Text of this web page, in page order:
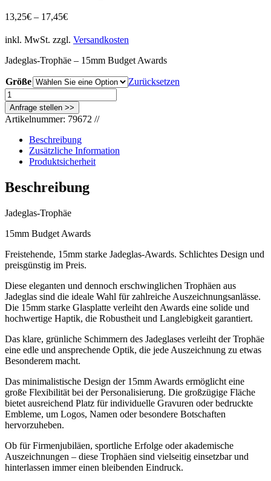
13,25€ – 17,45€
inkl. MwSt. zzgl. Versandkosten
Jadeglas-Trophäe – 15mm Budget Awards
Größe
Zurücksetzen
15mm
Budget
Awards
Menge
Artikelnummer: 79672 //
Beschreibung
Zusätzliche Information
Produktsicherheit
Beschreibung
Jadeglas-Trophäe
15mm Budget Awards
Freistehende, 15mm starke Jadeglas-Awards. Schlichtes Design und
preisgünstig im Preis.
Diese eleganten und dennoch erschwinglichen Trophäen aus
Jadeglas sind die ideale Wahl für zahlreiche Auszeichnungsanlässe.
Die 15mm starke Glasplatte verleiht den Awards eine solide und
hochwertige Haptik, die Robustheit und Langlebigkeit garantiert.
Das klare, grünliche Schimmern des Jadeglases verleiht der Trophäe
eine edle und ansprechende Optik, die jede Auszeichnung zu etwas
Besonderem macht.
Das minimalistische Design der 15mm Awards ermöglicht eine
große Flexibilität bei der Personalisierung. Die großzügige Fläche
bietet ausreichend Platz für individuelle Gravuren oder bedruckte
Embleme, um Logos, Namen oder besondere Botschaften
hervorzuheben.
Ob für Firmenjubiläen, sportliche Erfolge oder akademische
Auszeichnungen – diese Trophäen sind vielseitig einsetzbar und
hinterlassen immer einen bleibenden Eindruck.